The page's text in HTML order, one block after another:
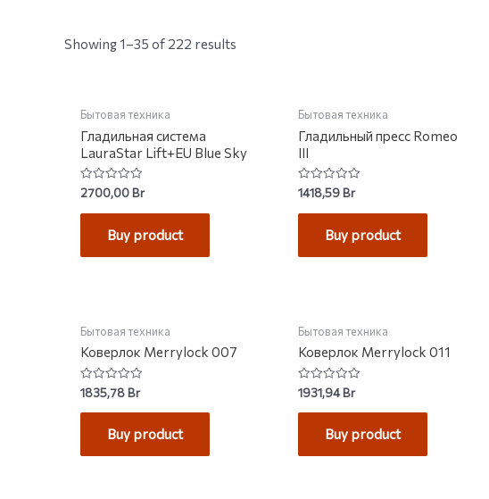
Showing 1–35 of 222 results
Бытовая техника
Гладильная система
LauraStar Lift+EU Blue Sky
Rated
0
out
2700,00Br
Buy product
Бытовая техника
Гладильный пресс Romeo
III
Rated
0
out
1418,59Br
Buy product
Бытовая техника
Коверлок Merrylock 007
Rated
0
out
1835,78Br
Buy product
Бытовая техника
Коверлок Merrylock 011
Rated
0
out
1931,94Br
Buy product